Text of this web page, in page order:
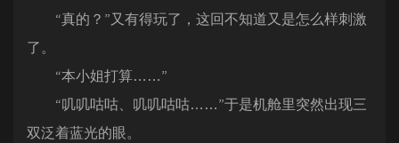
“真的？”又有得玩了，这回不知道又是怎么样刺激
了。
“本小姐打算……”
“叽叽咕咕、叽叽咕咕……”于是机舱里突然出现三
双泛着蓝光的眼。